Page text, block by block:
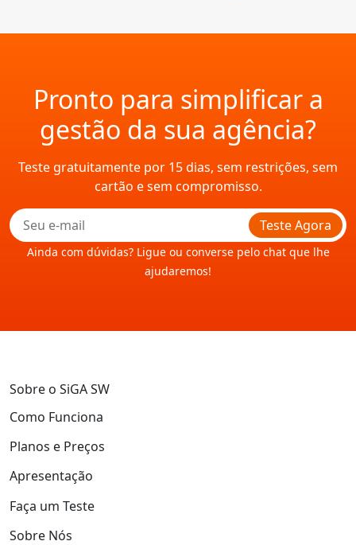
Pronto para simplificar a
gestão da sua agência?
Teste gratuitamente por 15 dias, sem restrições, sem
cartão e sem compromisso.
Teste Agora
Ainda com dúvidas? Ligue ou converse pelo chat que lhe
ajudaremos!
Sobre o SiGA SW
Como Funciona
Planos e Preços
Apresentação
Faça um Teste
Sobre Nós